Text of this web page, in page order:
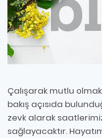
Çalışarak mutlu
bakış açısıda
zevk alarak
sağlayacaktır.